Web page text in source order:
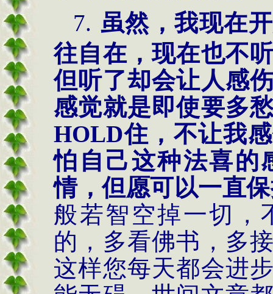
7. 虽然，我现在
往自在，现在也不
但听了却会让人感
感觉就是即使要多
HOLD住，不让我
怕自己这种法喜的
情，但愿可以一直
般若智空掉一切，
的，多看佛书，多
这样您每天都会进